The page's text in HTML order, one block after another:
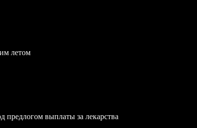
летом
выплаты за лекарства